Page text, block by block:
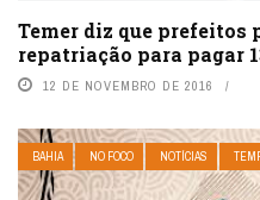
Temer diz que prefeitos
repatriação para pagar
12 DE NOVEMBRO DE 2016
BAHIA NO FOCO NOTÍCIAS